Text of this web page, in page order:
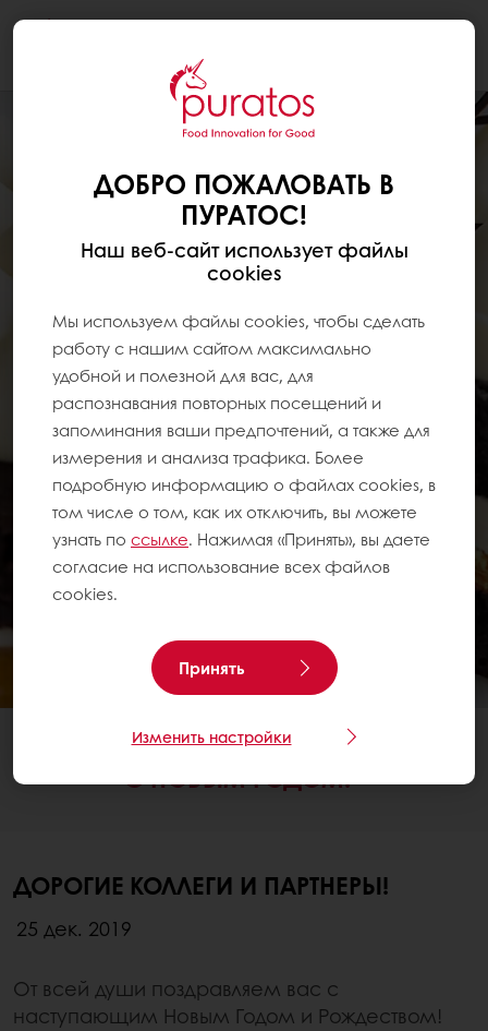
НОВОСТИ
С НОВЫМ ГОДОМ!
ДОРОГИЕ КОЛЛЕГИ И ПАРТНЕРЫ!
25 дек. 2019
От всей души поздравляем вас с
наступающим Новым Годом и Рождеством!
ДОБРО ПОЖАЛОВАТЬ В
ПУРАТОС!
Наш веб-сайт использует файлы
cookies
Мы используем файлы cookies, чтобы сделать
работу с нашим сайтом максимально
удобной и полезной для вас, для
распознавания повторных посещений и
запоминания ваши предпочтений, а также для
измерения и анализа трафика. Более
подробную информацию о файлах cookies, в
том числе о том, как их отключить, вы можете
узнать по ссылке. Нажимая «Принять», вы даете
согласие на использование всех файлов
cookies.
Принять
Изменить настройки